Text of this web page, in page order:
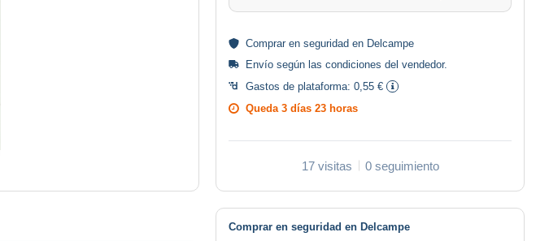
Comprar en seguridad en Delcampe
Envío según las condiciones del vendedor.
Gastos de plataforma: 0,55 €
Queda 3 días 23 horas
17 visitas 0 seguimiento
Comprar en seguridad en Delcampe